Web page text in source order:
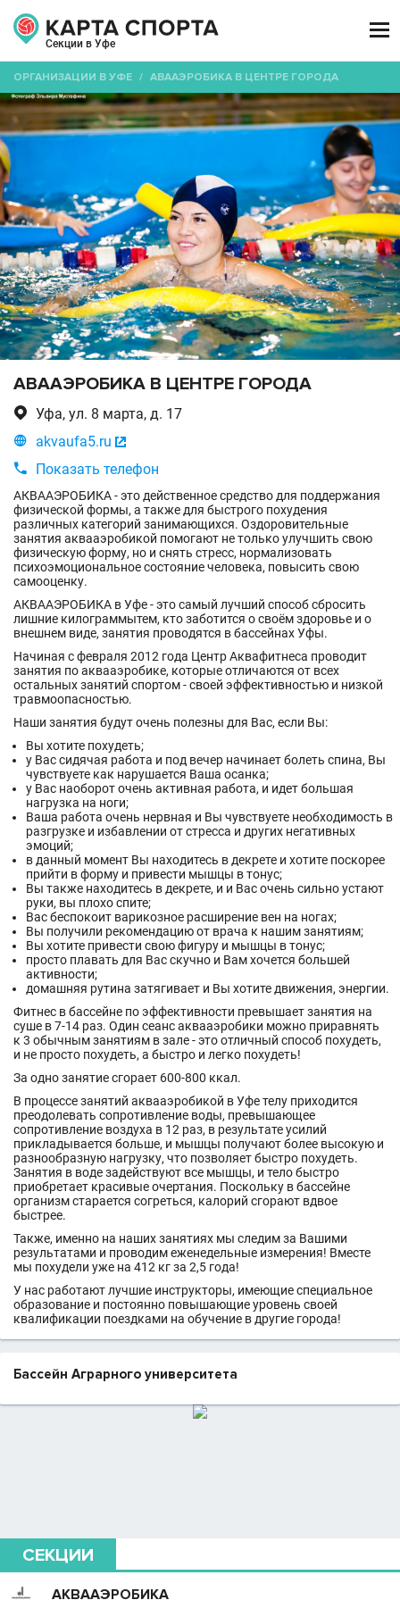
Секции в Уфе

ОРГАНИЗАЦИИ В УФЕ / АВААЭРОБИКА В ЦЕНТРЕ ГОРОДА
АВААЭРОБИКА В ЦЕНТРЕ ГОРОДА
 Уфа, ул. 8 марта, д. 17
 akvaufa5.ru 

Показать телефон
АКВААЭРОБИКА - это действенное средство для поддержания
физической формы, а также для быстрого похудения
различных категорий занимающихся. Оздоровительные
занятия аквааэробикой помогают не только улучшить свою
физическую форму, но и снять стресс, нормализовать
психоэмоциональное состояние человека, повысить свою
самооценку.
АКВААЭРОБИКА в Уфе - это самый лучший способ сбросить
лишние килограммытем, кто заботится о своём здоровье и о
внешнем виде, занятия проводятся в бассейнах Уфы.
Начиная с февраля 2012 года Центр Аквафитнеса проводит
занятия по аквааэробике, которые отличаются от всех
остальных занятий спортом - своей эффективностью и низкой
травмоопасностью.
Наши занятия будут очень полезны для Вас, если Вы:
Вы хотите похудеть;
у Вас сидячая работа и под вечер начинает болеть спина, Вы
чувствуете как нарушается Ваша осанка;
у Вас наоборот очень активная работа, и идет большая
нагрузка на ноги;
Ваша работа очень нервная и Вы чувствуете необходимость в
разгрузке и избавлении от стресса и других негативных
эмоций;
в данный момент Вы находитесь в декрете и хотите поскорее
прийти в форму и привести мышцы в тонус;
Вы также находитесь в декрете, и и Вас очень сильно устают
руки, вы плохо спите;
Вас беспокоит варикозное расширение вен на ногах;
Вы получили рекомендацию от врача к нашим занятиям;
Вы хотите привести свою фигуру и мышцы в тонус;
просто плавать для Вас скучно и Вам хочется большей
активности;
домашняя рутина затягивает и Вы хотите движения, энергии.
Фитнес в бассейне по эффективности превышает занятия на
суше в 7-14 раз. Один сеанс аквааэробики можно приравнять
к 3 обычным занятиям в зале - это отличный способ похудеть,
и не просто похудеть, а быстро и легко похудеть!
За одно занятие сгорает 600-800 ккал.
В процессе занятий аквааэробикой в Уфе телу приходится
преодолевать сопротивление воды, превышающее
сопротивление воздуха в 12 раз, в результате усилий
прикладывается больше, и мышцы получают более высокую и
разнообразную нагрузку, что позволяет быстро похудеть.
Занятия в воде задействуют все мышцы, и тело быстро
приобретает красивые очертания. Поскольку в бассейне
организм старается согреться, калорий сгорают вдвое
быстрее.
Также, именно на наших занятиях мы следим за Вашими
результатами и проводим еженедельные измерения! Вместе
мы похудели уже на 412 кг за 2,5 года!
У нас работают лучшие инструкторы, имеющие специальное
образование и постоянно повышающие уровень своей
квалификации поездками на обучение в другие города!
Бассейн Аграрного университета
СЕКЦИИ
АКВААЭРОБИКА